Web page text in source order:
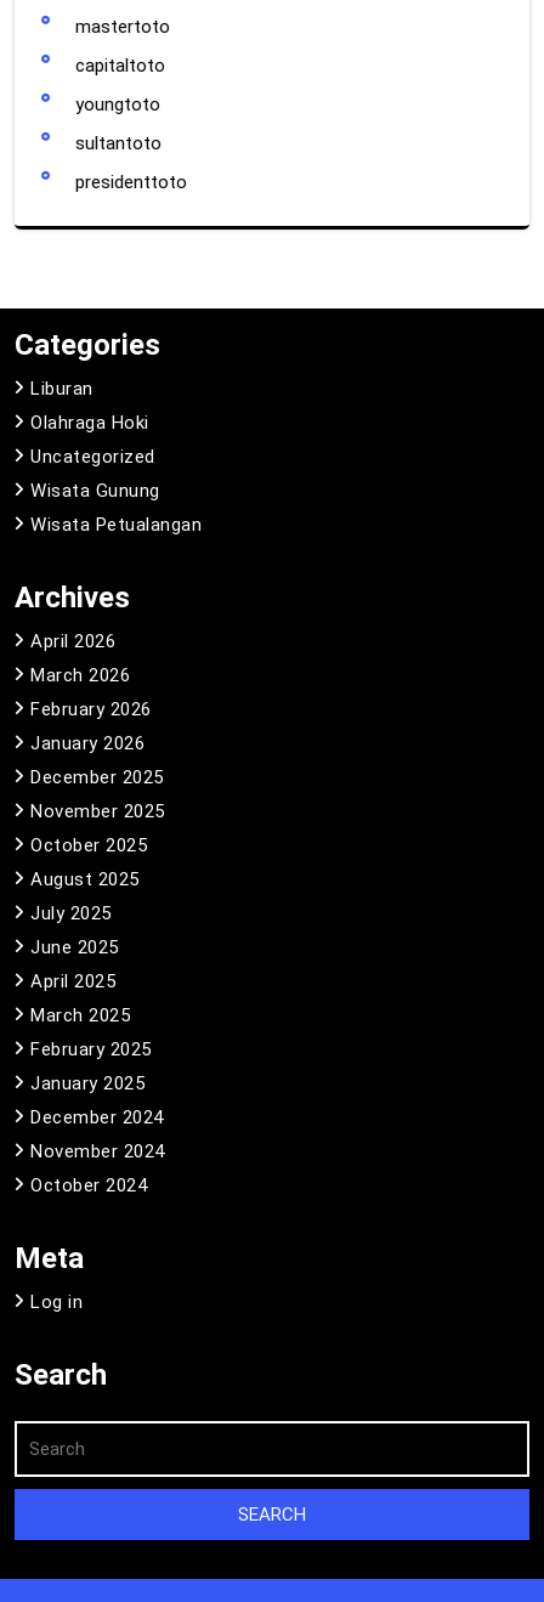
mastertoto
capitaltoto
youngtoto
sultantoto
presidenttoto
Categories
Liburan
Olahraga Hoki
Uncategorized
Wisata Gunung
Wisata Petualangan
Archives
April 2026
March 2026
February 2026
January 2026
December 2025
November 2025
October 2025
August 2025
July 2025
June 2025
April 2025
March 2025
February 2025
January 2025
December 2024
November 2024
October 2024
Meta
Log in
Search